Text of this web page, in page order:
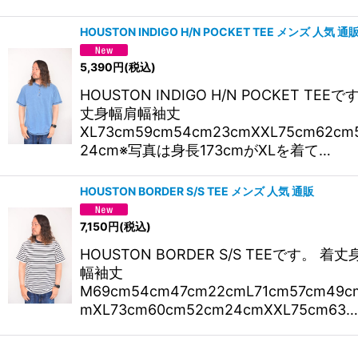
HOUSTON INDIGO H/N POCKET TEE メンズ 人気 通
5,390円(税込)
HOUSTON INDIGO H/N POCKET TEEで
丈身幅肩幅袖丈
24cm※写真は身長173cmがXLを着て…
HOUSTON BORDER S/S TEE メンズ 人気 通販
7,150円(税込)
HOUSTON BORDER S/S TEEです。 着丈
幅袖丈
mXL73cm60cm52cm24cmXXL75cm63…